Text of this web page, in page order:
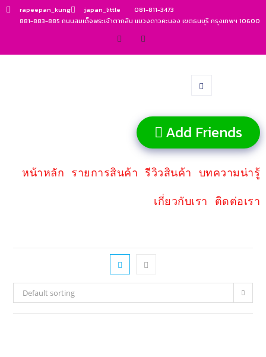
rapeepan_kung japan_little
081-811-3473
881-883-885 ถนนสมเด็จพระเจ้าตากสิน แขวงดาวคะนอง เขตธนบุรี กรุงเทพฯ 10600
Add Friends
หน้าหลัก รายการสินค้า รีวิวสินค้า บทความน่ารู้
เกี่ยวกับเรา
ติดต่อเรา
Default sorting